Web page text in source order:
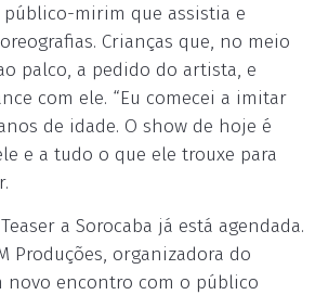
mirim que assistia e
Crianças que, no meio
palco, a pedido do artista, e
com ele. “Eu comecei a imitar
de idade. O show de hoje é
e a tudo o que ele trouxe para
a Sorocaba já está agendada.
Produções, organizadora do
novo encontro com o público